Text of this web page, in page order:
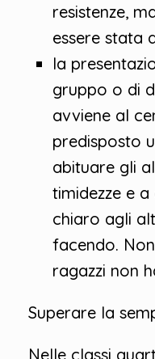
resistenze,
essere stata
la
gruppo o di
avviene al
predisposto
abituare gli
timidezze e
chiaro agli
facendo.
ragazzi non
Superare la
Nelle classi